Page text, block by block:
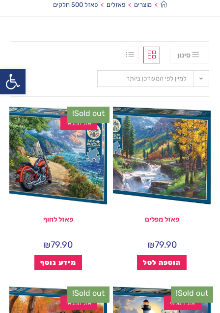
> מוצרים > פאזלים > פאזל 500 חלקים
סינון
למיין לפי המעודכן ביותר
פאזל מפלים
₪79.90
הוספה לסל
Sold out!
אזל המלאי
פאזל לחוף
₪79.90
מידע נוסף
Sold out!
אזל המלאי
Sold out!
אזל המלאי